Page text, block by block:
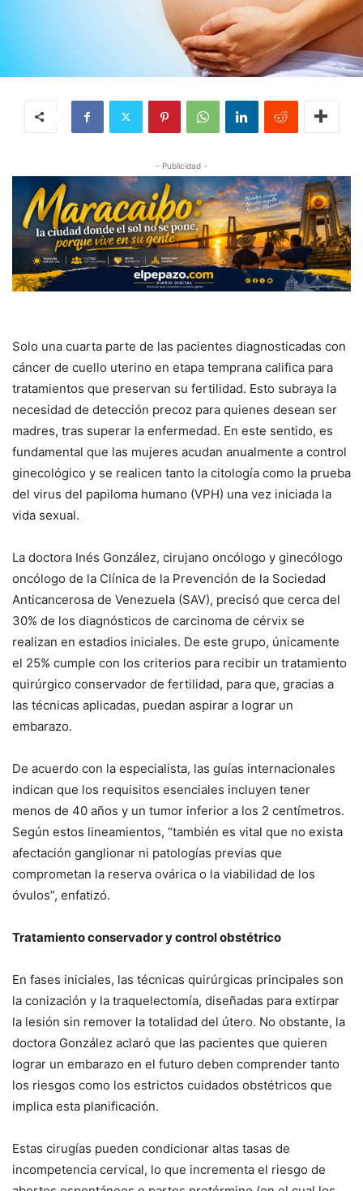
- Publicidad -
Solo una cuarta parte de las pacientes diagnosticadas con
cáncer de cuello uterino en etapa temprana califica para
tratamientos que preservan su fertilidad. Esto subraya la
necesidad de detección precoz para quienes desean ser
madres, tras superar la enfermedad. En este sentido, es
fundamental que las mujeres acudan anualmente a control
ginecológico y se realicen tanto la citología como la prueba
del virus del papiloma humano (VPH) una vez iniciada la
vida sexual.
La doctora Inés González, cirujano oncólogo y ginecólogo
oncólogo de la Clínica de la Prevención de la Sociedad
Anticancerosa de Venezuela (SAV), precisó que cerca del
30% de los diagnósticos de carcinoma de cérvix se
realizan en estadios iniciales. De este grupo, únicamente
el 25% cumple con los criterios para recibir un tratamiento
quirúrgico conservador de fertilidad, para que, gracias a
las técnicas aplicadas, puedan aspirar a lograr un
embarazo.
De acuerdo con la especialista, las guías internacionales
indican que los requisitos esenciales incluyen tener
menos de 40 años y un tumor inferior a los 2 centímetros.
Según estos lineamientos, “también es vital que no exista
afectación ganglionar ni patologías previas que
comprometan la reserva ovárica o la viabilidad de los
óvulos”, enfatizó.
Tratamiento conservador y control obstétrico
En fases iniciales, las técnicas quirúrgicas principales son
la conización y la traquelectomía, diseñadas para extirpar
la lesión sin remover la totalidad del útero. No obstante, la
doctora González aclaró que las pacientes que quieren
lograr un embarazo en el futuro deben comprender tanto
los riesgos como los estrictos cuidados obstétricos que
implica esta planificación.
Estas cirugías pueden condicionar altas tasas de
incompetencia cervical, lo que incrementa el riesgo de